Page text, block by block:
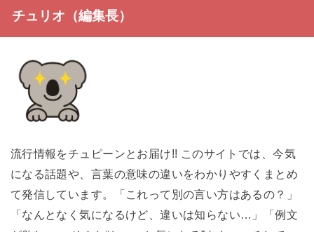
チュリオ（編集長）
流行情報をチュピーンとお届け!! このサイトでは、今気
になる話題や、言葉の意味の違いをわかりやすくまとめ
て発信しています。「これって別の言い方はあるの？」
「なんとなく気になるけど、違いは知らない…」「例文